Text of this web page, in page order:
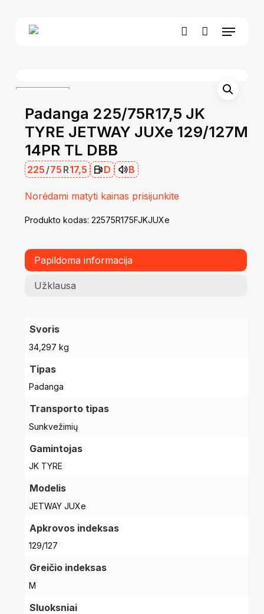
Menu
Close
Cart
Padanga 225/75R17,5 JK
TYRE JETWAY JUXe 129/127M
14PR TL DBB
225 /75 R17,5 D B
Norėdami matyti kainas prisijunkite
Produkto kodas: 22575R175FJKJUXe
Papildoma informacija
Užklausa
Svoris
34,297 kg
Tipas
Padanga
Transporto tipas
Sunkvežimių
Gamintojas
JK TYRE
Modelis
JETWAY JUXe
Apkrovos indeksas
129/127
Greičio indeksas
M
Sluoksniai